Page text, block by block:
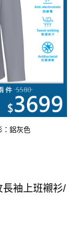
：鋁灰色
長袖上班襯衫/